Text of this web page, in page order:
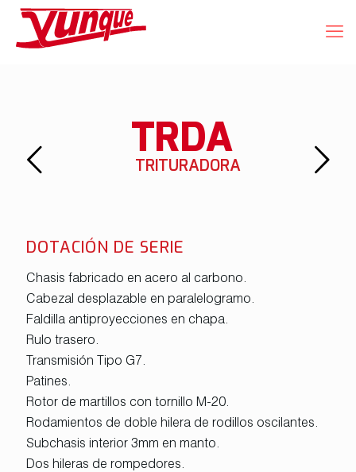
TRDA
TRITURADORA
DOTACIÓN DE SERIE
Chasis fabricado en acero al carbono.
Cabezal desplazable en paralelogramo.
Faldilla antiproyecciones en chapa.
Rulo trasero.
Transmisión Tipo G7.
Patines.
Rotor de martillos con tornillo M-20.
Rodamientos de doble hilera de rodillos oscilantes.
Subchasis interior 3mm en manto.
Dos hileras de rompedores.